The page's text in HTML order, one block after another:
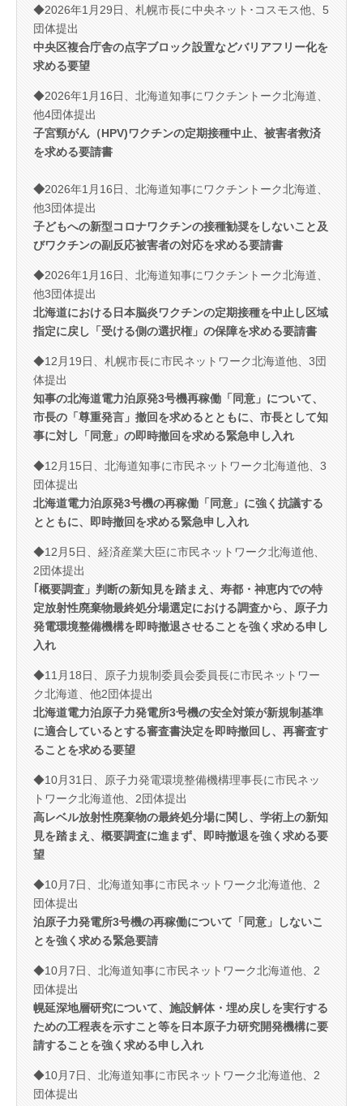
◆2026年1月29日、札幌市長に中央ネット･コスモス他、5
団体提出
中央区複合庁舎の点字ブロック設置などバリアフリー化を
求める要望
◆2026年1月16日、北海道知事にワクチントーク北海道、
他4団体提出
子宮頸がん（HPV)ワクチンの定期接種中止、被害者救済
を求める要請書
◆2026年1月16日、北海道知事にワクチントーク北海道、
他3団体提出
子どもへの新型コロナワクチンの接種勧奨をしないこと及
びワクチンの副反応被害者の対応を求める要請書
◆2026年1月16日、北海道知事にワクチントーク北海道、
他3団体提出
北海道における日本脳炎ワクチンの定期接種を中止し区域
指定に戻し「受ける側の選択権」の保障を求める要請書
◆12月19日、札幌市長に市民ネットワーク北海道他、3団
体提出
知事の北海道電力泊原発3号機再稼働「同意」について、
市長の「尊重発言」撤回を求めるとともに、市長として知
事に対し「同意」の即時撤回を求める緊急申し入れ
◆12月15日、北海道知事に市民ネットワーク北海道他、3
団体提出
北海道電力泊原発3号機の再稼働「同意」に強く抗議する
とともに、即時撤回を求める緊急申し入れ
◆12月5日、経済産業大臣に市民ネットワーク北海道他、
2団体提出
｢概要調査」判断の新知見を踏まえ、寿都・神恵内での特
定放射性廃棄物最終処分場選定における調査から、原子力
発電環境整備機構を即時撤退させることを強く求める申し
入れ
◆11月18日、原子力規制委員会委員長に市民ネットワー
ク北海道、他2団体提出
北海道電力泊原子力発電所3号機の安全対策が新規制基準
に適合しているとする審査書決定を即時撤回し、再審査す
ることを求める要望
◆10月31日、原子力発電環境整備機構理事長に市民ネッ
トワーク北海道他、2団体提出
高レベル放射性廃棄物の最終処分場に関し、学術上の新知
見を踏まえ、概要調査に進まず、即時撤退を強く求める要
望
◆10月7日、北海道知事に市民ネットワーク北海道他、2
団体提出
泊原子力発電所3号機の再稼働について「同意」しないこ
とを強く求める緊急要請
◆10月7日、北海道知事に市民ネットワーク北海道他、2
団体提出
幌延深地層研究について、施設解体・埋め戻しを実行する
ための工程表を示すこと等を日本原子力研究開発機構に要
請することを強く求める申し入れ
◆10月7日、北海道知事に市民ネットワーク北海道他、2
団体提出